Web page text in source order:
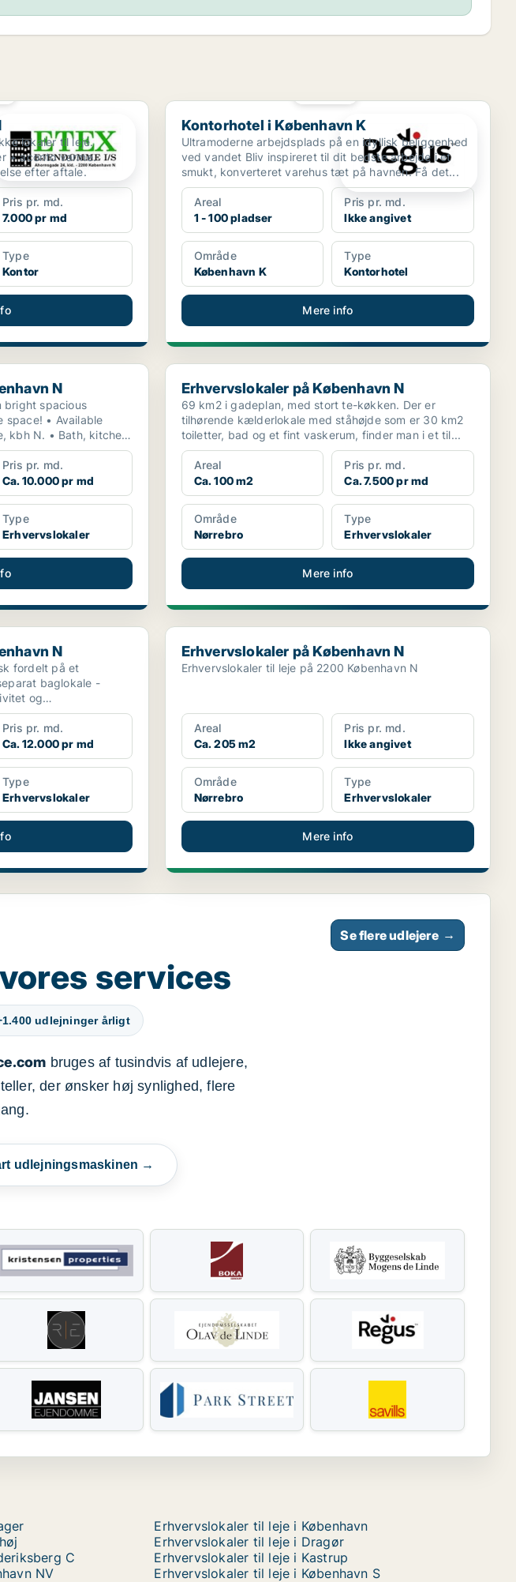
lokaler til leje.
+ aconto varme.
efter aftale.
Pris pr. md.
7.000 pr md
Type
Kontor
Kontorhotel i København K
Kontorhotel i København K
Ultramoderne arbejdsplads på en idyllisk beliggenhed
ved vandet Bliv inspireret til dit bedste arbejde i et
smukt, konverteret varehus tæt på havnen. Få det...
Areal
1 - 100 pladser
Pris pr. md.
Ikke angivet
Område
København K
Type
Kontorhotel
Mere info
N
N
bright spacious
Available
kbh N. • Bath, kitchen,
Pris pr. md.
Ca. 10.000 pr md
Type
Erhvervslokaler
Erhvervslokaler på København N
Erhvervslokaler på København N
69 km2 i gadeplan, med stort te-køkken. Der er
tilhørende kælderlokale med ståhøjde som er 30 km2
toiletter, bad og et fint vaskerum, finder man i et til...
Areal
Ca. 100 m2
Pris pr. md.
Ca. 7.500 pr md
Område
Nørrebro
Type
Erhvervslokaler
Mere info
N
N
fordelt på et
baglokale -
og
Pris pr. md.
Ca. 12.000 pr md
Type
Erhvervslokaler
Erhvervslokaler på København N
Erhvervslokaler på København N
Erhvervslokaler til leje på 2200 København N
Areal
Ca. 205 m2
Pris pr. md.
Ikke angivet
Område
Nørrebro
Type
Erhvervslokaler
Mere info
services
udlejninger årligt
bruges af tusindvis af udlejere,
der ønsker høj synlighed, flere
udlejningsmaskinen →
Se flere udlejere →
Erhvervslokaler til leje i København
Erhvervslokaler til leje i Dragør
C
Erhvervslokaler til leje i Kastrup
NV
Erhvervslokaler til leje i København S